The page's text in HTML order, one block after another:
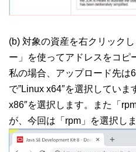
(b) 対象の資産を右クリック
ー」を使ってアドレスをコピ
私の場合、アップロード先は
で”Linux x64″を選択してい
x86″を選択します。また「
が、今回は「rpm」を選択しま